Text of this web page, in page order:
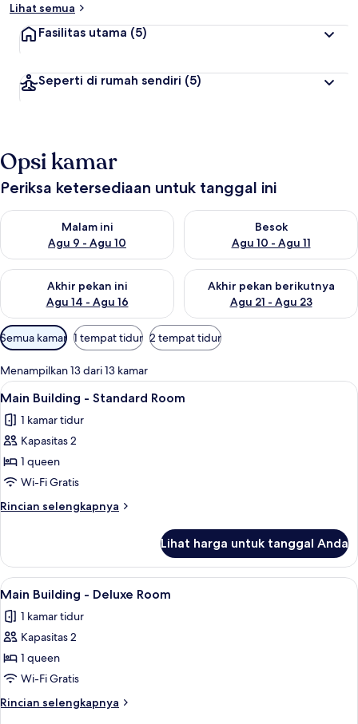
Lihat semua
Fasilitas utama (5)
Seperti di rumah sendiri (5)
Opsi kamar
Periksa ketersediaan untuk tanggal ini
Malam ini
Agu 9 - Agu 10
Periksa ketersediaan untuk malam ini Agu 9 - Agu 10
Besok
Agu 10 - Agu 11
Periksa ketersediaan untuk
Akhir pekan ini
Agu 14 - Agu 16
Periksa ketersediaan untuk akhir pekan ini Agu 14 - Agu 16
Akhir pekan berikutnya
Agu 21 - Agu 23
Periksa ketersediaan untuk
Filter
tersedia
untuk
kamar
Semua kamar 1 tempat tidur 2 tempat tidur
Menampilkan 13 dari 13 kamar
Lihat
semua
foto
untuk
Main
Building
-
Standard
Seprai premium, meja kerja, Wi-Fi
5
Main Building - Standard Room
1 kamar tidur
Kapasitas 2
1 queen
Wi-Fi Gratis
Rincian selengkapnya
Rincian
Main
Building
-
Room
Lihat harga untuk tanggal Anda
Lihat
semua
foto
untuk
Main
Building
-
Deluxe
Main Building - Deluxe Room |
2
Main Building - Deluxe Room
1 kamar tidur
Kapasitas 2
1 queen
Wi-Fi Gratis
Rincian selengkapnya
Rincian